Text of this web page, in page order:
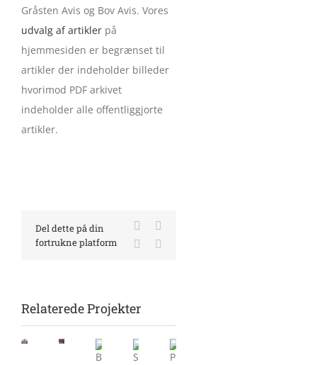
Gråsten Avis og Bov Avis. Vores
udvalg af artiklerpå
hjemmesiden er begrænset til
artikler der indeholder billeder
hvorimod PDF arkivet
indeholder alle offentliggjorte
artikler.
Del dette på din
fortrukne platform
Facebook
LinkedIn
Relaterede Projekter